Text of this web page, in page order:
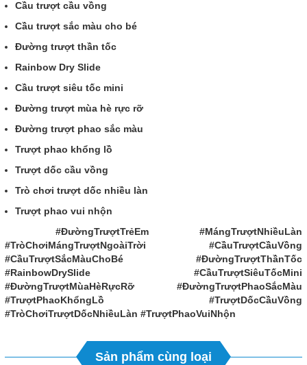
Cầu trượt cầu vồng
Cầu trượt sắc màu cho bé
Đường trượt thần tốc
Rainbow Dry Slide
Cầu trượt siêu tốc mini
Đường trượt mùa hè rực rỡ
Đường trượt phao sắc màu
Trượt phao khổng lồ
Trượt dốc cầu vồng
Trò chơi trượt dốc nhiều làn
Trượt phao vui nhộn
#ĐườngTrượtTrẻEm #MángTrượtNhiềuLàn
#TròChơiMángTrượtNgoàiTrời #CầuTrượtCầuVồng
#CầuTrượtSắcMàuChoBé #ĐườngTrượtThầnTốc
#RainbowDrySlide #CầuTrượtSiêuTốcMini
#ĐườngTrượtMùaHèRựcRỡ #ĐườngTrượtPhaoSắcMàu
#TrượtPhaoKhổngLồ #TrượtDốcCầuVồng
#TròChơiTrượtDốcNhiềuLàn #TrượtPhaoVuiNhộn
Sản phẩm cùng loại